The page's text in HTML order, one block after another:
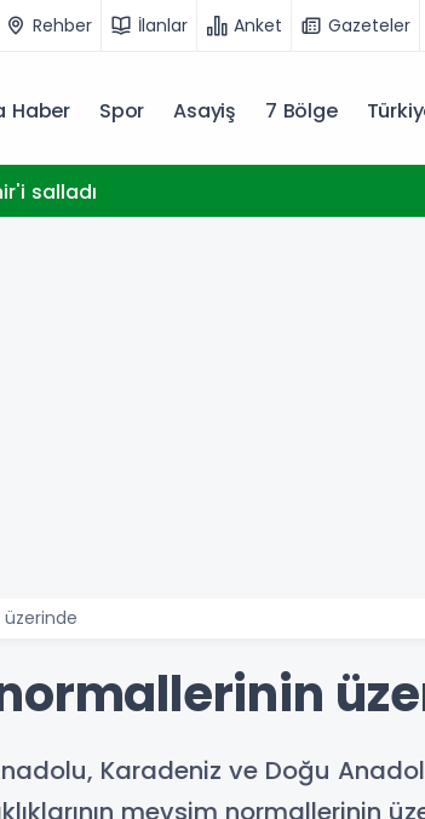
Rehber İlanlar Anket Gazeteler
Haber Spor Asayiş 7 Bölge
salladı
üzerinde
Karadeniz ve Doğu
mevsim normallerinin